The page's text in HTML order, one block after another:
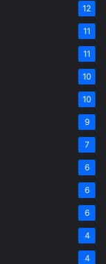
12
11
11
10
10
9
7
6
6
6
4
4